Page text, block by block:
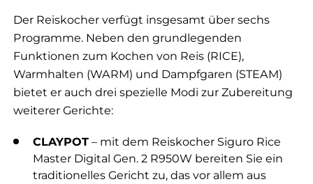
Der Reiskocher verfügt insgesamt über sechs
Programme. Neben den grundlegenden
Funktionen zum Kochen von Reis (RICE),
Warmhalten (WARM) und Dampfgaren (STEAM)
bietet er auch drei spezielle Modi zur Zubereitung
weiterer Gerichte:
CLAYPOT – mit dem Reiskocher Siguro Rice
Master Digital Gen. 2 R950W bereiten Sie ein
traditionelles Gericht zu, das vor allem aus